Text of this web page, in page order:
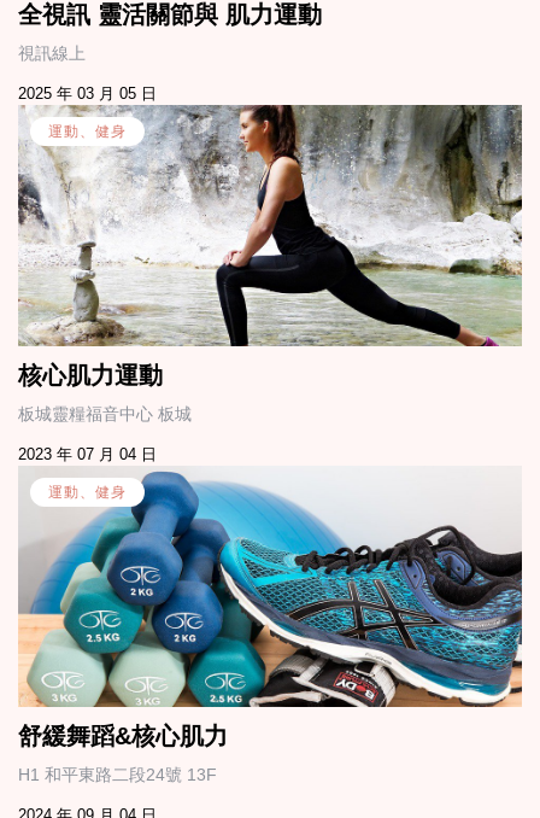
全視訊 靈活關節與 肌力運動
視訊線上
2025 年 03 月 05 日
運動、健身
核心肌力運動
板城靈糧福音中心 板城
2023 年 07 月 04 日
運動、健身
舒緩舞蹈&核心肌力
H1 和平東路二段24號 13F